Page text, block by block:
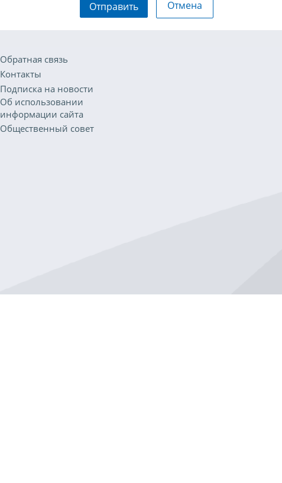
Отправить Отмена
Обратная связь
Контакты
Подписка на новости
Об использовании
информации сайта
Общественный совет